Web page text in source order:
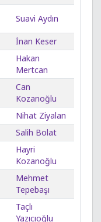
Suavi Aydın
İnan Keser
Hakan
Mertcan
Can
Kozanoğlu
Nihat Ziyalan
Salih Bolat
Hayri
Kozanoğlu
Mehmet
Tepebaşı
Taçlı
Yazıcıoğlu